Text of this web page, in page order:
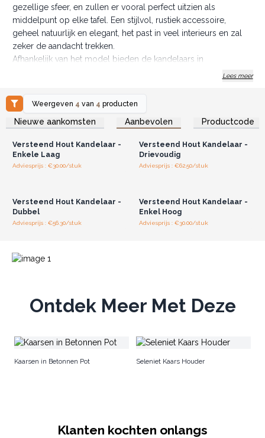
gezellige sfeer, en zullen er vooral perfect uitzien als
middelpunt op elke tafel. Een stijlvol, rustiek accessoire,
geheel natuurlijk en elegant, het past in veel interieurs en zal
zeker de aandacht trekken.
Afhankelijk van het model bieden de kandelaars in
Je kunt ze combineren met
Stronk
voor de wow-factor in je winkel. Breng wat nieuwe stijl
naar de huizen van uw klanten.
foto's. Elke kandelaar is uniek, mede door de scheuren die zijn
ontstaan tijdens het pertificatieproces.
Lees meer
Weergeven 4 van 4 producten
Nieuwe aankomsten Aanbevolen Productcode
Log in of registreer u voor
groothandelsprijzen.
Versteend Hout Kandelaar -
Enkele Laag
Adviesprijs : €30.00/stuk
Log in of registreer u voor
groothandelsprijzen.
Versteend Hout Kandelaar -
Drievoudig
Adviesprijs : €62.50/stuk
Versteend Hout Kandelaar -
Dubbel
Adviesprijs : €56.30/stuk
Versteend Hout Kandelaar -
Enkel Hoog
Adviesprijs : €30.00/stuk
Ontdek Meer Met Deze
Kaarsen in Betonnen Pot Seleniet Kaars Houder
Klanten kochten onlangs